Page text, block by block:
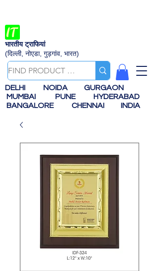
भारतीय ट्राफियां
(दिल्ली, नोएडा, गुड़गांव, भारत)
DELHI NOIDA
GURGAON
MUMBAI
PUNE
HYDERABAD
BANGALORE
CHENNAI INDIA